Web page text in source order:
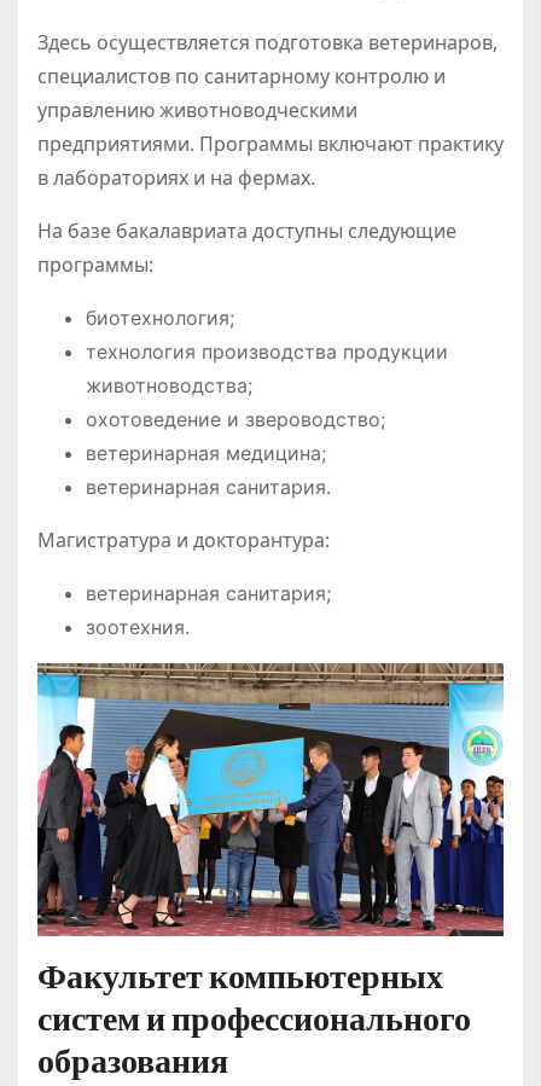
Здесь осуществляется подготовка ветеринаров,
специалистов по санитарному контролю и
управлению животноводческими
предприятиями. Программы включают практику
в лабораториях и на фермах.
На базе бакалавриата доступны следующие
программы:
биотехнология;
технология производства продукции
животноводства;
охотоведение и звероводство;
ветеринарная медицина;
ветеринарная санитария.
Магистратура и докторантура:
ветеринарная санитария;
зоотехния.
Факультет компьютерных
систем и профессионального
образования